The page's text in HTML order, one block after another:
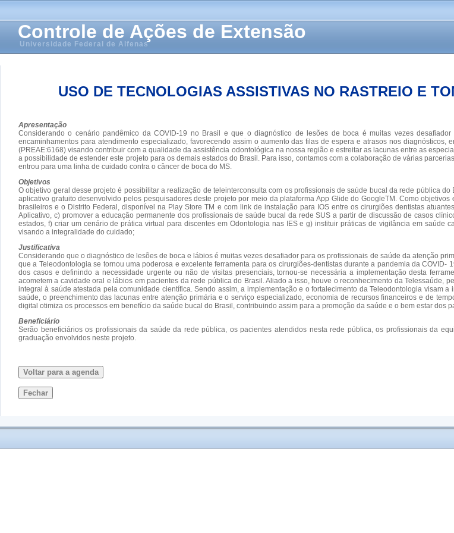
Controle de Ações de Extensão
Universidade Federal de Alfenas
USO DE TECNOLOGIAS ASSISTIVAS NO RASTREIO E
Apresentação
Considerando o cenário pandêmico da COVID-19 no Brasil e que o diagnóstico de lesões de boca é muitas vezes
encaminhamentos para atendimento especializado, favorecendo assim o aumento das filas de espera e atrasos nos
(PREAE:6168) visando contribuir com a qualidade da assistência odontológica na nossa região e estreitar as lacunas entre as
a possibilidade de estender este projeto para os demais estados do Brasil. Para isso, contamos com a colaboração de várias
entrou para uma linha de cuidado contra o câncer de boca do MS.
Objetivos
O objetivo geral desse projeto é possibilitar a realização de teleinterconsulta com os profissionais de saúde bucal da rede pública
aplicativo gratuito desenvolvido pelos pesquisadores deste projeto por meio da plataforma App Glide do GoogleTM. Como
brasileiros e o Distrito Federal, disponível na Play Store TM e com link de instalação para IOS entre os cirurgiões dentistas
Aplicativo, c) promover a educação permanente dos profissionais de saúde bucal da rede SUS a partir de discussão de casos
estados, f) criar um cenário de prática virtual para discentes em Odontologia nas IES e g) instituir práticas de vigilância em
visando a integralidade do cuidado;
Justificativa
Considerando que o diagnóstico de lesões de boca e lábios é muitas vezes desafiador para os profissionais de saúde da atenção
que a Teleodontologia se tornou uma poderosa e excelente ferramenta para os cirurgiões-dentistas durante a pandemia da
dos casos e definindo a necessidade urgente ou não de visitas presenciais, tornou-se necessária a implementação desta
acometem a cavidade oral e lábios em pacientes da rede pública do Brasil. Aliado a isso, houve o reconhecimento da Telessaúde,
integral à saúde atestada pela comunidade científica. Sendo assim, a implementação e o fortalecimento da Teleodontologia
saúde, o preenchimento das lacunas entre atenção primária e o serviço especializado, economia de recursos financeiros e de
digital otimiza os processos em benefício da saúde bucal do Brasil, contribuindo assim para a promoção da saúde e o bem estar dos
Beneficiário
Serão beneficiários os profissionais da saúde da rede pública, os pacientes atendidos nesta rede pública, os profissionais da
graduação envolvidos neste projeto.
Voltar para a agenda
Fechar